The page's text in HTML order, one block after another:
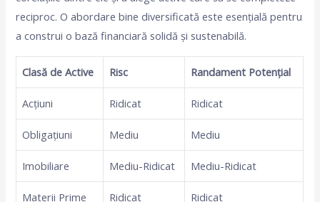
reciproc. O abordare bine diversificată este esențială pentru
a construi o bază financiară solidă și sustenabilă.
Clasă de Active Risc Randament Potențial
Acțiuni Ridicat Ridicat
Obligațiuni Mediu Mediu
Imobiliare Mediu-Ridicat Mediu-Ridicat
Materii Prime Ridicat Ridicat